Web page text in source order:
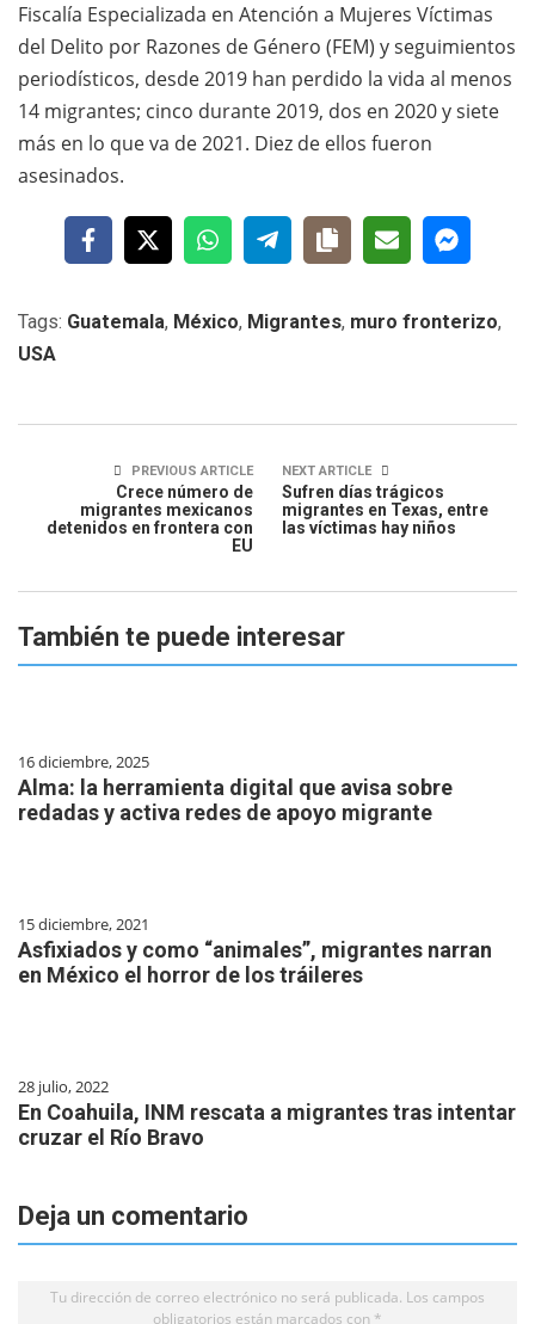
Fiscalía Especializada en Atención a Mujeres Víctimas
del Delito por Razones de Género (FEM) y seguimientos
periodísticos, desde 2019 han perdido la vida al menos
14 migrantes; cinco durante 2019, dos en 2020 y siete
más en lo que va de 2021. Diez de ellos fueron
asesinados.
Tags: Guatemala, México, Migrantes, muro fronterizo,
USA
PREVIOUS ARTICLE
Crece número de
migrantes mexicanos
detenidos en frontera con
EU
NEXT ARTICLE
Sufren días trágicos
migrantes en Texas, entre
las víctimas hay niños
También te puede interesar
16 diciembre, 2025
Alma: la herramienta digital que avisa sobre
redadas y activa redes de apoyo migrante
15 diciembre, 2021
Asfixiados y como “animales”, migrantes narran
en México el horror de los tráileres
28 julio, 2022
En Coahuila, INM rescata a migrantes tras intentar
cruzar el Río Bravo
Deja un comentario
Tu dirección de correo electrónico no será publicada. Los campos
obligatorios están marcados con *